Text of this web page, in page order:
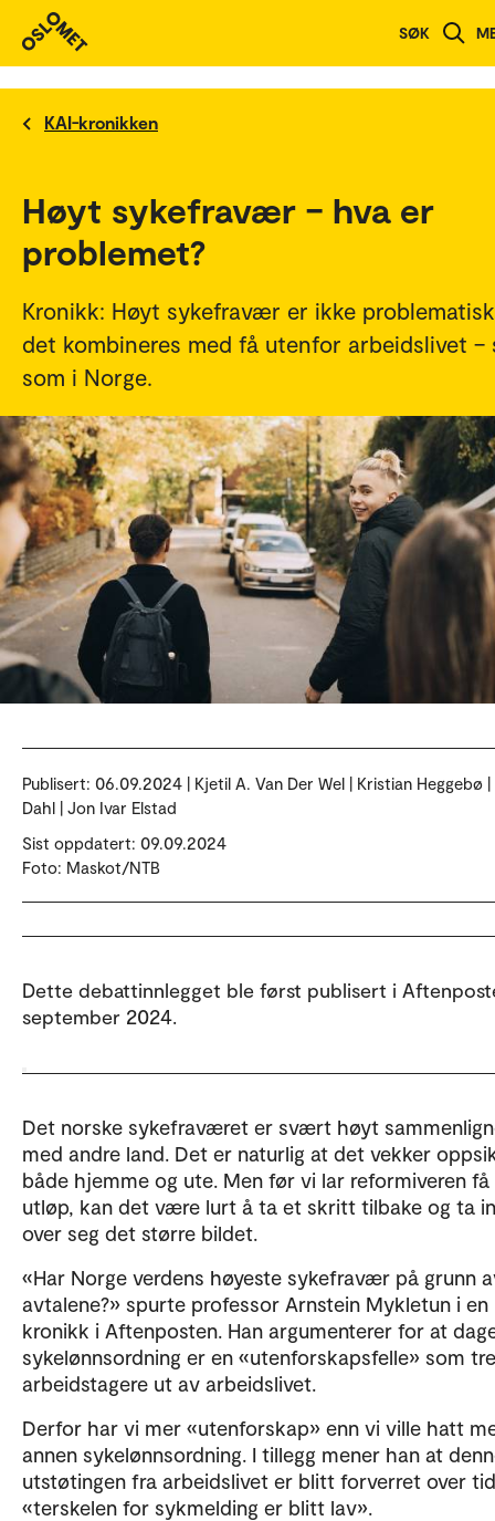
SØK
KAI-kronikken
Høyt sykefravær – hva er
problemet?
Kronikk: Høyt sykefravær er ikke
det kombineres med få utenfor arbeidslivet –
som i Norge.
Publisert: 06.09.2024 | Kjetil A. Van Der Wel | Kristian Heggebø |
Dahl | Jon Ivar Elstad
Sist oppdatert: 09.09.2024
Foto: Maskot/NTB
Dette debattinnlegget ble først publisert i
september 2024.
Det norske sykefraværet er svært høyt
med andre land. Det er naturlig at det vekker
både hjemme og ute. Men før vi lar reformiveren
utløp, kan det være lurt å ta et skritt tilbake og ta
over seg det større bildet.
«Har Norge verdens høyeste sykefravær på grunn
avtalene?» spurte professor Arnstein Mykletun i en
kronikk i Aftenposten. Han argumenterer for at
sykelønnsordning er en «utenforskapsfelle» som
arbeidstagere ut av arbeidslivet.
Derfor har vi mer «utenforskap» enn vi ville hatt
annen sykelønnsordning. I tillegg mener han at
utstøtingen fra arbeidslivet er blitt forverret over
«terskelen for sykmelding er blitt lav».